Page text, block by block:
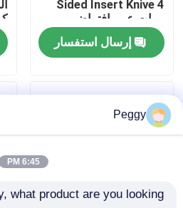
اتصل بنا
بت التوجيه المستقيم
بت التوجيه المشترك
Sided Insert Knive 4
مرات عمر افتراضي
إرسال استفسار
Peggy
6:45 PM
what product are you looking